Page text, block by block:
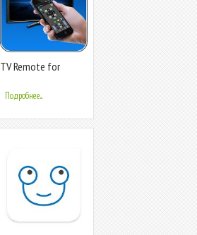
TV Remote for
Подробнее...